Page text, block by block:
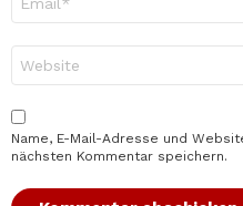
Mail-
Adresse
*
Name, E-Mail-Adresse und
nächsten Kommentar speichern.